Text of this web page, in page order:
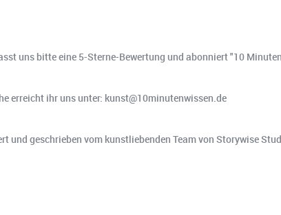
uns bitte eine 5-Sterne-Bewertung und abonniert "10
erreicht ihr uns unter: kunst@10minutenwissen.de
und geschrieben vom kunstliebenden Team von Storywise